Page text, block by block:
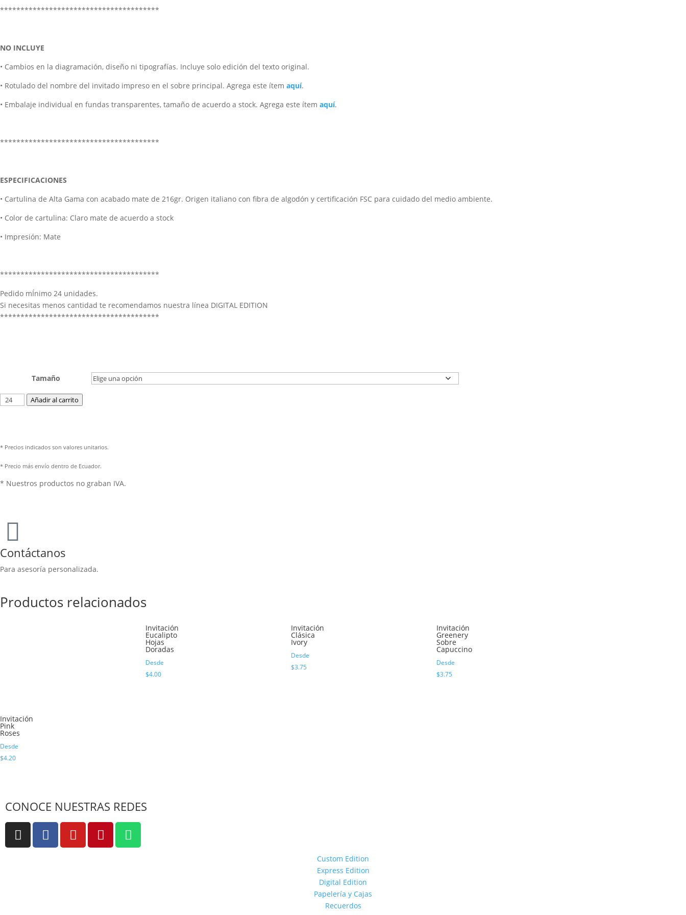
***************************************
NO INCLUYE
• Cambios en la diagramación, diseño ni tipografías. Incluye solo edición del texto original.
• Rotulado del nombre del invitado impreso en el sobre principal. Agrega este ítem aquí.
• Embalaje individual en fundas transparentes, tamaño de acuerdo a stock. Agrega este ítem aquí.
***************************************
ESPECIFICACIONES
• Cartulina de Alta Gama con acabado mate de 216gr. Origen italiano con fibra de algodón y certificación FSC para cuidado del medio ambiente.
• Color de cartulina: Claro mate de acuerdo a stock
• Impresión: Mate
***************************************
Pedido mÍnimo 24 unidades.
Si necesitas menos cantidad te recomendamos nuestra línea DIGITAL EDITION
***************************************
Tamaño
Añadir al carrito
* Precios indicados son valores unitarios.
* Precio más envío dentro de Ecuador.
* Nuestros productos no graban IVA.
Contáctanos
Para asesoría personalizada.
Productos relacionados
Invitación
Eucalipto
Hojas
Doradas
Desde
$4.00
Invitación
Clásica
Ivory
Desde
$3.75
Invitación
Greenery
Sobre
Capuccino
Desde
$3.75
Invitación
Pink
Roses
Desde
$4.20
CONOCE NUESTRAS REDES
Custom Edition
Express Edition
Digital Edition
Papelería y Cajas
Recuerdos